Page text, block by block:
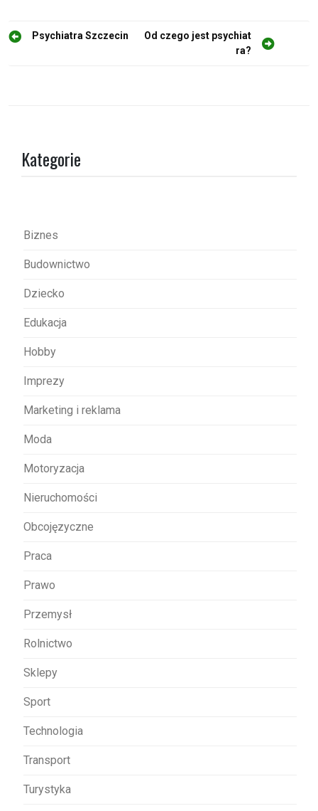
N
Psychiatra Szczecin
Od czego jest psychiat
ra?
Kategorie
Biznes
Budownictwo
Dziecko
Edukacja
Hobby
Imprezy
Marketing i reklama
Moda
Motoryzacja
Nieruchomości
Obcojęzyczne
Praca
Prawo
Przemysł
Rolnictwo
Sklepy
Sport
Technologia
Transport
Turystyka